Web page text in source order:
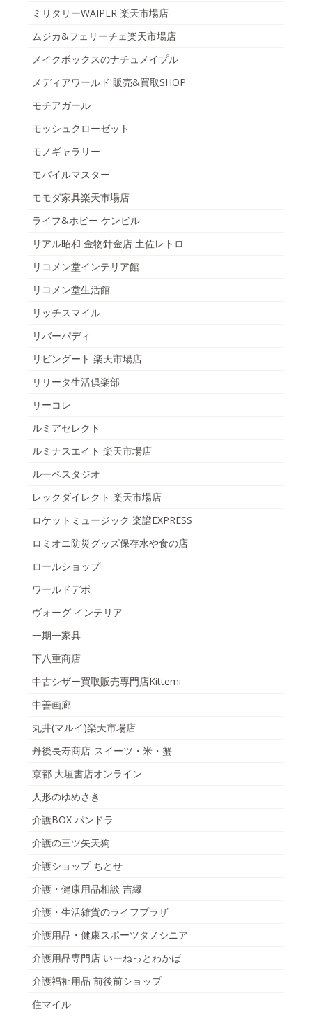
ミリタリーWAIPER 楽天市場店
ムジカ&フェリーチェ楽天市場店
メイクボックスのナチュメイプル
メディアワールド 販売&買取SHOP
モチアガール
モッシュクローゼット
モノギャラリー
モバイルマスター
モモダ家具楽天市場店
ライフ&ホビー ケンビル
リアル昭和 金物針金店 土佐レトロ
リコメン堂インテリア館
リコメン堂生活館
リッチスマイル
リバーパディ
リビングート 楽天市場店
リリータ生活倶楽部
リーコレ
ルミアセレクト
ルミナスエイト 楽天市場店
ルーペスタジオ
レックダイレクト 楽天市場店
ロケットミュージック 楽譜EXPRESS
ロミオニ防災グッズ保存水や食の店
ロールショップ
ワールドデポ
ヴォーグ インテリア
一期一家具
下八重商店
中古シザー買取販売専門店Kittemi
中善画廊
丸井(マルイ)楽天市場店
丹後長寿商店-スイーツ・米・蟹-
京都 大垣書店オンライン
人形のゆめさき
介護BOX パンドラ
介護の三ツ矢天狗
介護ショップ ちとせ
介護・健康用品相談 吉縁
介護・生活雑貨のライフプラザ
介護用品・健康スポーツタノシニア
介護用品専門店 いーねっとわかば
介護福祉用品 前後前ショップ
住マイル